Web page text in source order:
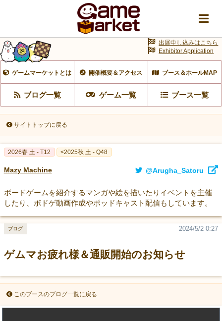
ゲームマーケットとは 開催概要＆アクセス ブース＆ホールMAP
ブログ一覧 ゲーム一覧 ブース一覧
出展申し込みはこちら
Exhibitor Application
サイトトップに戻る
2026春 土 - T12 <2025秋 土 - Q48
Mazy Machine @Arugha_Satoru
ボードゲームを紹介するマンガや絵を描いたりイベントを主催
したり、ボドゲ動画作成やポッドキャスト配信もしています。
ゲムマお疲れ様＆通販開始のお知らせ
2024/5/2 0:27
ブログ
このブースのブログ一覧に戻る